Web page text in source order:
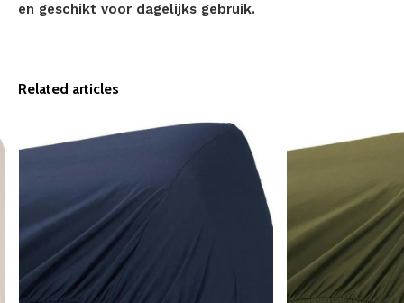
en geschikt voor dagelijks gebruik.
Related articles